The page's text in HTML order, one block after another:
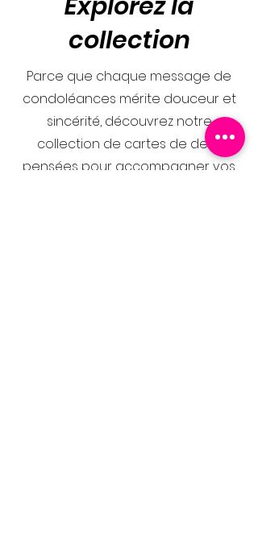
Explorez la
collection
Parce que chaque message de
condoléances mérite douceur et
sincérité, découvrez notre
collection de cartes de deuil
pensées pour accompagner vos